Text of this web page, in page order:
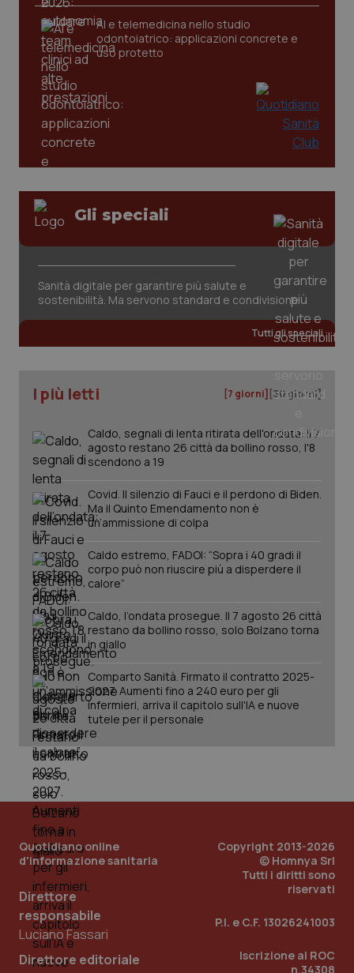
AI e telemedicina nello studio
odontoiatrico: applicazioni concrete e
uso protetto
Gli speciali
Sanità digitale per garantire più salute e
sostenibilità. Ma servono standard e condivisione
Tutti gli speciali
I più letti [7 giorni] [30 giorni]
Caldo, segnali di lenta ritirata dell'ondata: il 7
agosto restano 26 città da bollino rosso, l'8
scendono a 19
Covid. Il silenzio di Fauci e il perdono di Biden.
Ma il Quinto Emendamento non è
un’ammissione di colpa
Caldo estremo, FADOI: “Sopra i 40 gradi il
corpo può non riuscire più a disperdere il
calore”
Caldo, l’ondata prosegue. Il 7 agosto 26 città
restano da bollino rosso, solo Bolzano torna
in giallo
Comparto Sanità. Firmato il contratto 2025-
2027. Aumenti fino a 240 euro per gli
infermieri, arriva il capitolo sull'IA e nuove
tutele per il personale
Quotidiano online
d'informazione sanitaria
Direttore
responsabile
Luciano Fassari
Direttore editoriale
Copyright 2013-2026
© Homnya Srl
Tutti i diritti sono
riservati
P.I. e C.F. 13026241003
Iscrizione al ROC
n.34308